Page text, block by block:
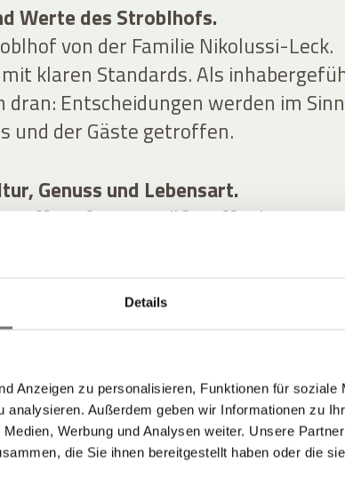
Details
Anzeigen zu personalisieren, Funktionen für soziale
analysieren. Außerdem geben wir Informationen zu
Werbung und Analysen weiter. Unsere
die Sie ihnen bereitgestellt haben oder die
Werte des Stroblhofs.
von der Familie Nikolussi-Leck.
klaren Standards. Als
dran: Entscheidungen werden im
und der Gäste getroffen.
Genuss und Lebensart.
trifft auf zeitgemäße Offenheit.
Ort mit Stil – ohne steife
FÜR SIE